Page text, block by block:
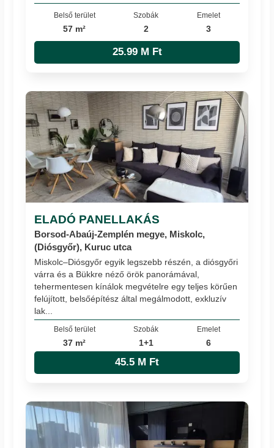
Belső terület
57 m²
Szobák
2
Emelet
3
25.99 M Ft
ELADÓ PANELLAKÁS
Borsod-Abaúj-Zemplén megye, Miskolc,
(Diósgyőr), Kuruc utca
Miskolc–Diósgyőr egyik legszebb részén, a diósgyőri
várra és a Bükkre néző örök panorámával,
tehermentesen kínálok megvételre egy teljes körűen
felújított, belsőépítész által megálmodott, exkluzív
lak...
Belső terület
37 m²
Szobák
1+1
Emelet
6
45.5 M Ft